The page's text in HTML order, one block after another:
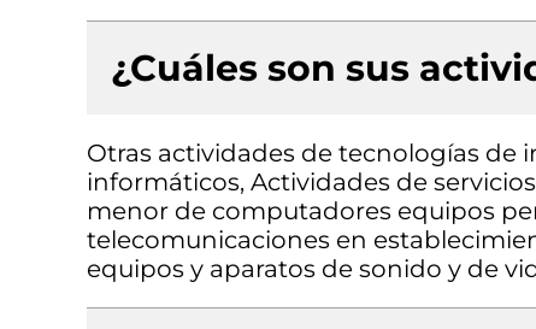
¿Cuáles son sus
Otras actividades de tecnologías de
informáticos, Actividades de
menor de computadores equipos
telecomunicaciones en
equipos y aparatos de sonido y de